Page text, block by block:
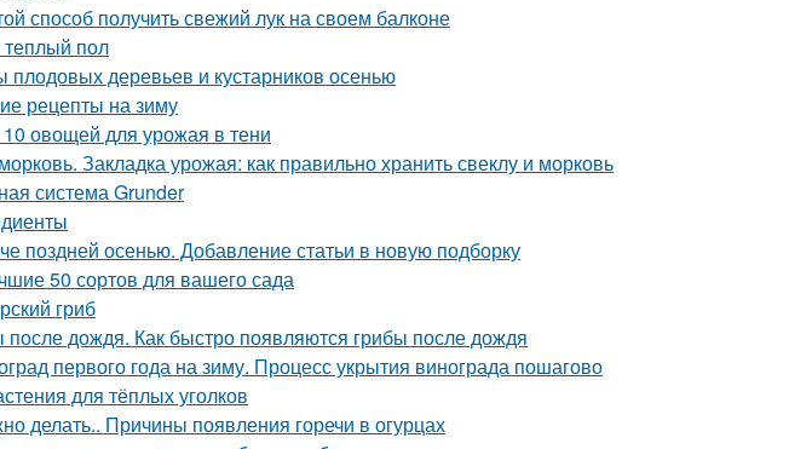
способ получить свежий лук на своем балконе
пол
плодовых деревьев и кустарников осенью
рецепты на зиму
овощей для урожая в тени
Закладка урожая: как правильно хранить свеклу и морковь
система Grunder
поздней осенью. Добавление статьи в новую подборку
50 сортов для вашего сада
гриб
после дождя. Как быстро появляются грибы после дождя
первого года на зиму. Процесс укрытия винограда пошагово
для тёплых уголков
делать.. Причины появления горечи в огурцах